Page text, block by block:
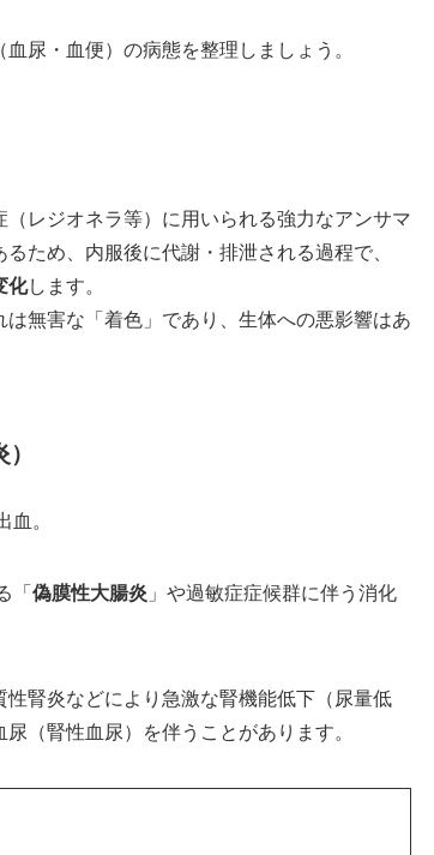
尿・血便）の病態を整理しましょう。
レジオネラ等）に用いられる強力なアンサマ
ため、内服後に代謝・排泄される過程で、
化します。
無害な「着色」であり、生体への悪影響はあ
血。
「 偽膜性大腸炎 」や過敏症症候群に伴う消化
腎炎などにより急激な腎機能低下（尿量低
（腎性血尿）を伴うことがあります。